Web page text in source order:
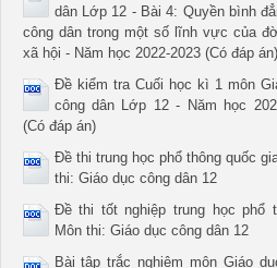
dân Lớp 12 - Bài 4: Quyền bình
công dân trong một số lĩnh vực của
xã hội - Năm học 2022-2023 (Có đáp án)
Đề kiểm tra Cuối học kì 1 môn
công dân Lớp 12 - Năm học
(Có đáp án)
Đề thi trung học phổ thông quốc
thi: Giáo dục công dân 12
Đề thi tốt nghiệp trung học phổ
Môn thi: Giáo dục công dân 12
Bài tập trắc nghiệm môn Giáo